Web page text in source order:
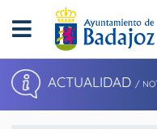
ACTUALIDAD /